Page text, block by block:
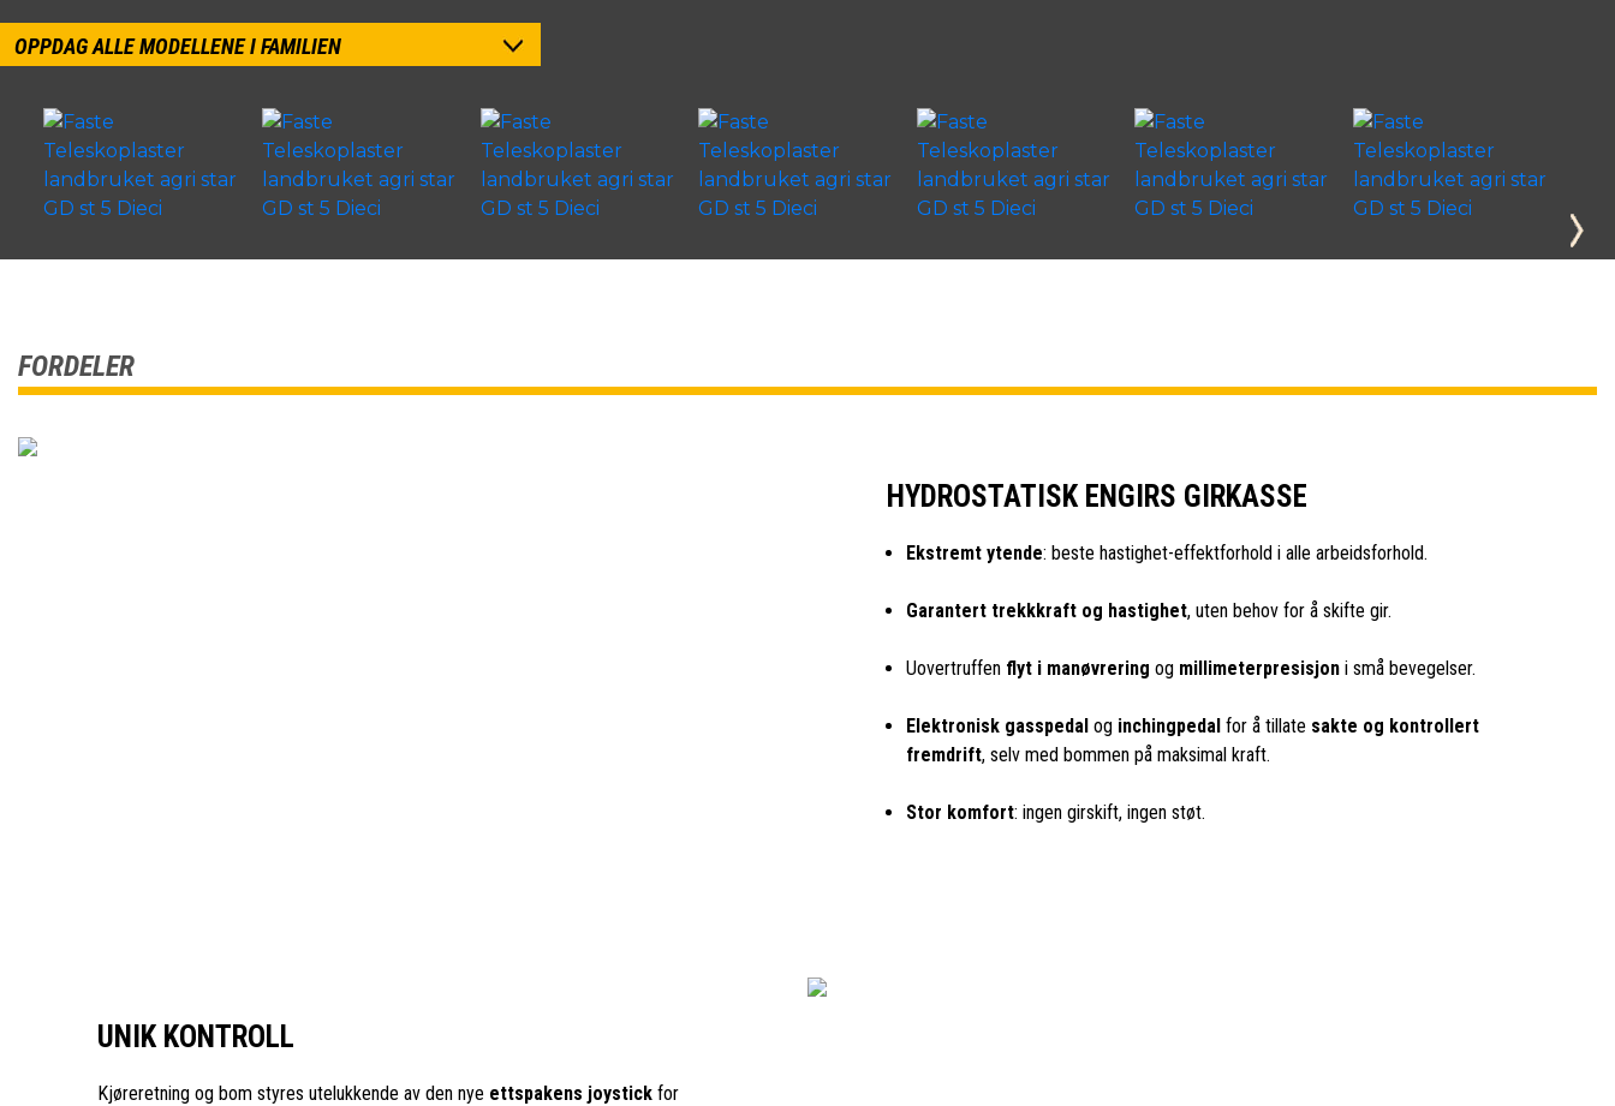
OPPDAG ALLE MODELLENE I FAMILIEN
FORDELER
HYDROSTATISK ENGIRS GIRKASSE
Ekstremt ytende: beste hastighet-effektforhold i alle arbeidsforhold.
Garantert trekkkraft og hastighet, uten behov for å skifte gir.
Uovertruffen flyt i manøvrering og millimeterpresisjoni små bevegelser.
Elektronisk gasspedalog inchingpedalfor å tillate sakte og kontrollert
fremdrift, selv med bommen på maksimal kraft.
Stor komfort: ingen girskift, ingen støt.
UNIK KONTROLL
Kjøreretning og bom styres utelukkende av den nye ettspakens joystickfor